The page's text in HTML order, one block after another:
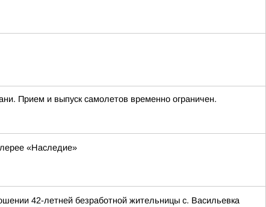
Прием и выпуск самолетов временно ограничен.
«Наследие»
42-летней безработной жительницы с. Васильевка